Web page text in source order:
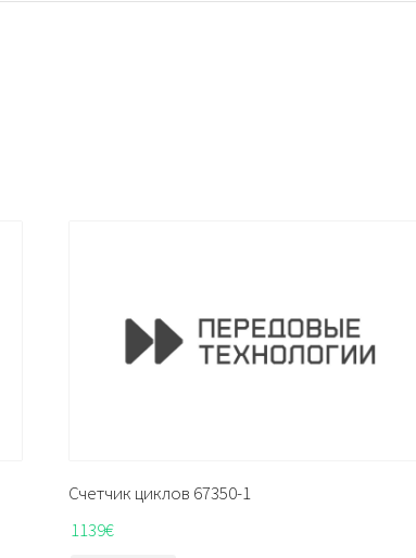
Счетчик циклов 67350-1
1139€